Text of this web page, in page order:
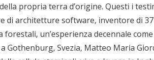
propria terra d’origine. Questi i
di architetture software, inventore di
forestali, un’esperienza decennale
Gothenburg, Svezia, Matteo Maria